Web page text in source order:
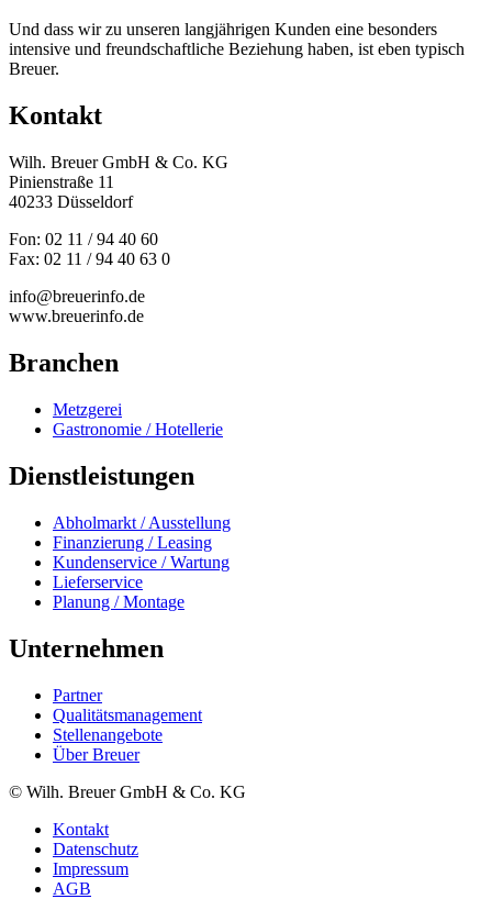
Und dass wir zu unseren langjährigen Kunden eine besonders
intensive und freundschaftliche Beziehung haben, ist eben typisch
Breuer.
Kontakt
Wilh. Breuer GmbH & Co. KG
Pinienstraße 11
40233 Düsseldorf
Fon: 02 11 / 94 40 60
Fax: 02 11 / 94 40 63 0
info@breuerinfo.de
www.breuerinfo.de
Branchen
Metzgerei
Gastronomie / Hotellerie
Dienstleistungen
Abholmarkt / Ausstellung
Finanzierung / Leasing
Kundenservice / Wartung
Lieferservice
Planung / Montage
Unternehmen
Partner
Qualitätsmanagement
Stellenangebote
Über Breuer
© Wilh. Breuer GmbH & Co. KG
Kontakt
Datenschutz
Impressum
AGB